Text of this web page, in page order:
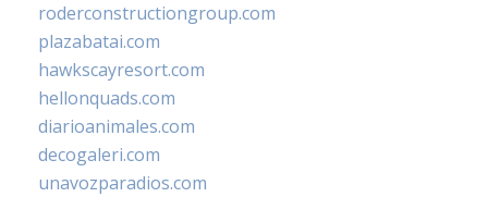
roderconstructiongroup.com
plazabatai.com
hawkscayresort.com
hellonquads.com
diarioanimales.com
decogaleri.com
unavozparadios.com